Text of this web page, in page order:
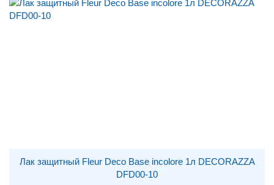
Лак защитный Fleur Deco Base incolore 1л DECORAZZA
DFD00-10